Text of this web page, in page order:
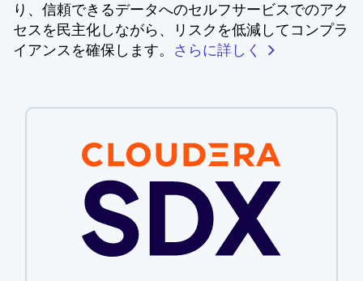
り、信頼できるデータへのセルフサービスでのアク
セスを民主化しながら、リスクを低減してコンプラ
イアンスを確保します。 さらに詳しく